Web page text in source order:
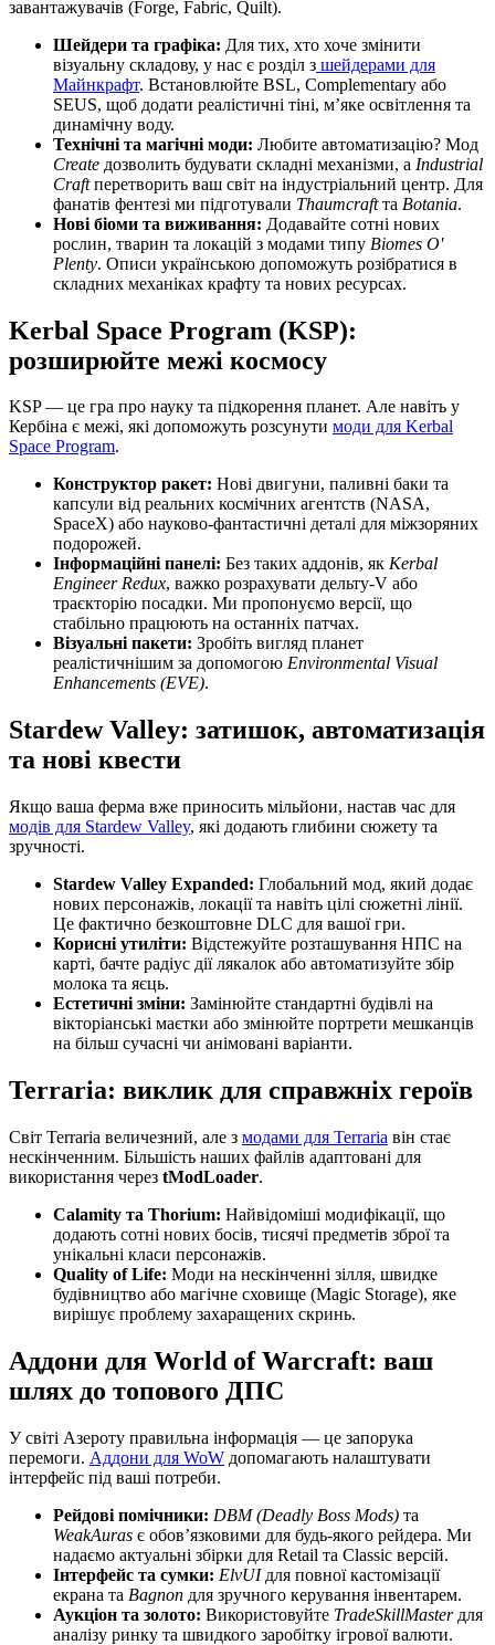
завантажувачів (Forge, Fabric, Quilt).
Шейдери та графіка: Для тих, хто хоче змінити
візуальну складову, у нас є розділ з шейдерами для
Майнкрафт. Встановлюйте BSL, Complementary або
SEUS, щоб додати реалістичні тіні, м’яке освітлення та
динамічну воду.
Технічні та магічні моди: Любите автоматизацію? Мод
Create дозволить будувати складні механізми, а Industrial
Craftперетворить ваш світ на індустріальний центр. Для
фанатів фентезі ми підготували Thaumcraftта Botania.
Нові біоми та виживання: Додавайте сотні нових
рослин, тварин та локацій з модами типу Biomes O'
Plenty. Описи українською допоможуть розібратися в
складних механіках крафту та нових ресурсах.
Kerbal Space Program (KSP):
розширюйте межі космосу
KSP — це гра про науку та підкорення планет. Але навіть у
Кербіна є межі, які допоможуть розсунути моди для Kerbal
Space Program.
Конструктор ракет: Нові двигуни, паливні баки та
капсули від реальних космічних агентств (NASA,
SpaceX) або науково-фантастичні деталі для міжзоряних
подорожей.
Інформаційні панелі: Без таких аддонів, як Kerbal
Engineer Redux, важко розрахувати дельту-V або
траєкторію посадки. Ми пропонуємо версії, що
стабільно працюють на останніх патчах.
Візуальні пакети: Зробіть вигляд планет
реалістичнішим за допомогою Environmental Visual
Enhancements (EVE).
Stardew Valley: затишок, автоматизація
та нові квести
Якщо ваша ферма вже приносить мільйони, настав час для
модів для Stardew Valley, які додають глибини сюжету та
зручності.
Stardew Valley Expanded: Глобальний мод, який додає
нових персонажів, локації та навіть цілі сюжетні лінії.
Це фактично безкоштовне DLC для вашої гри.
Корисні утиліти: Відстежуйте розташування НПС на
карті, бачте радіус дії лякалок або автоматизуйте збір
молока та яєць.
Естетичні зміни: Замінюйте стандартні будівлі на
вікторіанські маєтки або змінюйте портрети мешканців
на більш сучасні чи анімовані варіанти.
Terraria: виклик для справжніх героїв
Світ Terraria величезний, але з модами для Terraria він стає
нескінченним. Більшість наших файлів адаптовані для
використання через tModLoader.
Calamity та Thorium: Найвідоміші модифікації, що
додають сотні нових босів, тисячі предметів зброї та
унікальні класи персонажів.
Quality of Life: Моди на нескінченні зілля, швидке
будівництво або магічне сховище (Magic Storage), яке
вирішує проблему захаращених скринь.
Аддони для World of Warcraft: ваш
шлях до топового ДПС
У світі Азероту правильна інформація — це запорука
перемоги. Аддони для WoW допомагають налаштувати
інтерфейс під ваші потреби.
Рейдові помічники: DBM (Deadly Boss Mods) та
WeakAuras є обов’язковими для будь-якого рейдера. Ми
надаємо актуальні збірки для Retail та Classic версій.
Інтерфейс та сумки: ElvUIдля повної кастомізації
екрана та Bagnon для зручного керування інвентарем.
Аукціон та золото: Використовуйте TradeSkillMasterдля
аналізу ринку та швидкого заробітку ігрової валюти.